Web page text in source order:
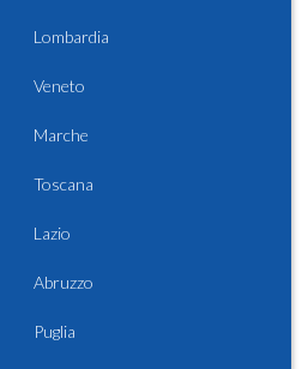
Lombardia
Veneto
Marche
Toscana
Lazio
Abruzzo
Puglia